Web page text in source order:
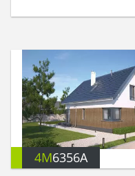
4M6356A